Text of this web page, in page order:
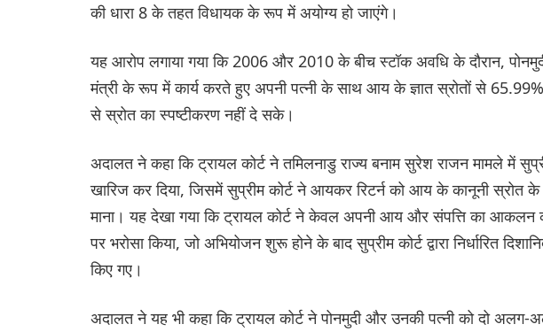
की धारा 8 के तहत विधायक के रूप में अयोग्य हो जाएंगे।
यह आरोप लगाया गया कि 2006 और 2010 के बीच स्टॉक अवधि के दौरान,
मंत्री के रूप में कार्य करते हुए अपनी पत्नी के साथ आय के ज्ञात स्रोतों से
से स्रोत का स्पष्टीकरण नहीं दे सके।
अदालत ने कहा कि ट्रायल कोर्ट ने तमिलनाडु राज्य बनाम सुरेश राजन मामले में
खारिज कर दिया, जिसमें सुप्रीम कोर्ट ने आयकर रिटर्न को आय के कानूनी
माना। यह देखा गया कि ट्रायल कोर्ट ने केवल अपनी आय और संपत्ति का आकलन
पर भरोसा किया, जो अभियोजन शुरू होने के बाद सुप्रीम कोर्ट द्वारा निर्धारित
किए गए।
अदालत ने यह भी कहा कि ट्रायल कोर्ट ने पोनमुदी और उनकी पत्नी को दो अलग-